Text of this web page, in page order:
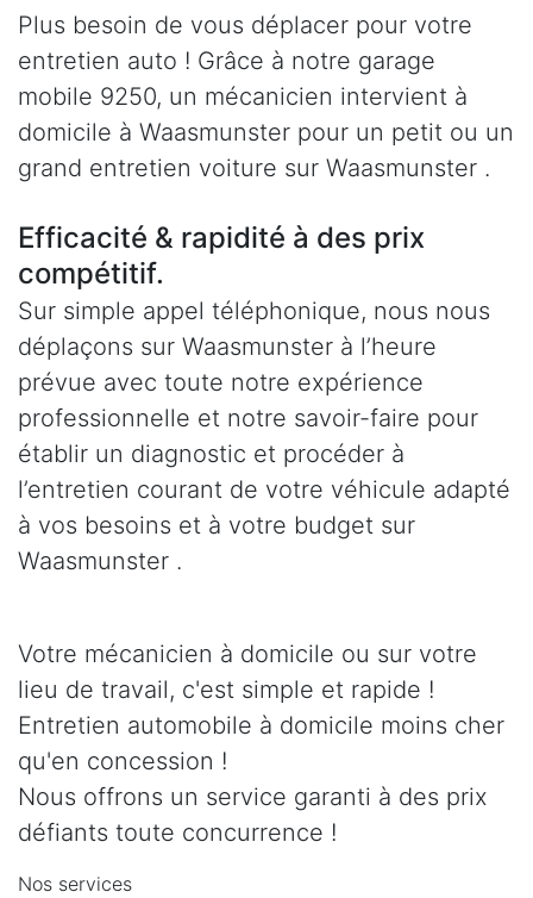
Plus besoin de vous déplacer pour votre
entretien auto ! Grâce à notre garage
mobile 9250, un mécanicien intervient à
domicile à Waasmunster pour un petit ou un
grand entretien voiture sur Waasmunster .
Efficacité & rapidité à des prix
compétitif.
Sur simple appel téléphonique, nous nous
déplaçons sur Waasmunster à l’heure
prévue avec toute notre expérience
professionnelle et notre savoir-faire pour
établir un diagnostic et procéder à
l’entretien courant de votre véhicule adapté
à vos besoins et à votre budget sur
Waasmunster .
Votre mécanicien à domicile ou sur votre
lieu de travail, c'est simple et rapide !
Entretien automobile à domicile moins cher
qu'en concession !
Nous offrons un service garanti à des prix
défiants toute concurrence !
Nos services